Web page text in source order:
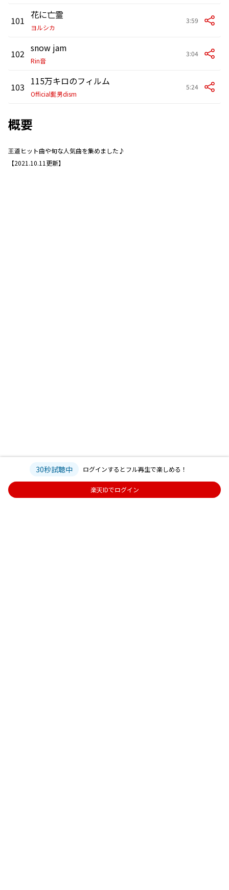
101 花に亡霊
ヨルシカ
3:59
102 snow jam
Rin音
3:04
103 115万キロのフィルム
Official髭男dism
5:24
概要
王道ヒット曲や旬な人気曲を集めました♪
【2021.10.11更新】
30秒試聴中 ログインするとフル再生で楽しめる！
楽天IDでログイン